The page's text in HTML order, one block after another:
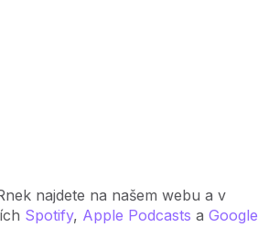
najdete na našem webu a v
Spotify, Apple Podcasts a Google